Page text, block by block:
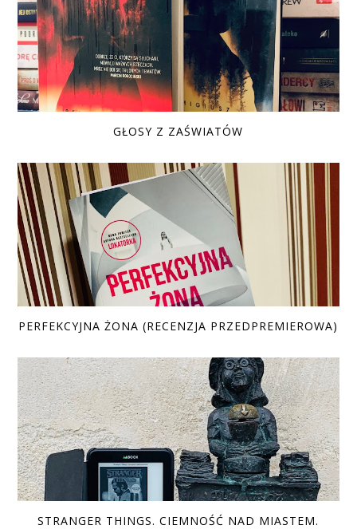
GŁOSY Z ZAŚWIATÓW
PERFEKCYJNA ŻONA (RECENZJA PRZEDPREMIEROWA)
STRANGER THINGS. CIEMNOŚĆ NAD MIASTEM.